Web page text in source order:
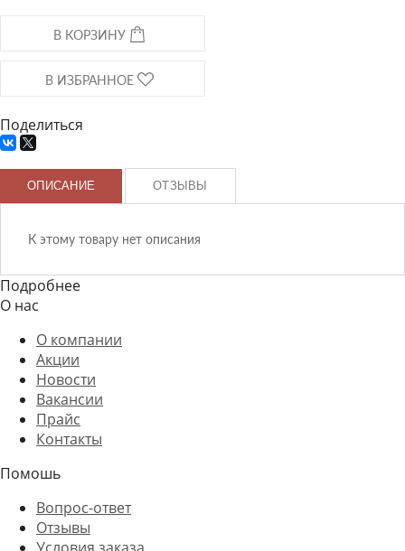
В КОРЗИНУ
В ИЗБРАННОЕ
Поделиться
ОПИСАНИЕ ОТЗЫВЫ
К этому товару нет описания
Подробнее
О нас
О компании
Акции
Новости
Вакансии
Прайс
Контакты
Помошь
Вопрос-ответ
Отзывы